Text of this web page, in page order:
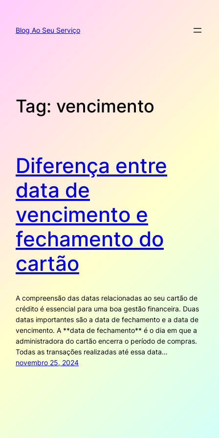
Blog Ao Seu Serviço
Tag: vencimento
Diferença entre
data de
vencimento e
fechamento do
cartão
A compreensão das datas relacionadas ao seu cartão de
crédito é essencial para uma boa gestão financeira. Duas
datas importantes são a data de fechamento e a data de
vencimento. A **data de fechamento** é o dia em que a
administradora do cartão encerra o período de compras.
Todas as transações realizadas até essa data…
novembro 25, 2024